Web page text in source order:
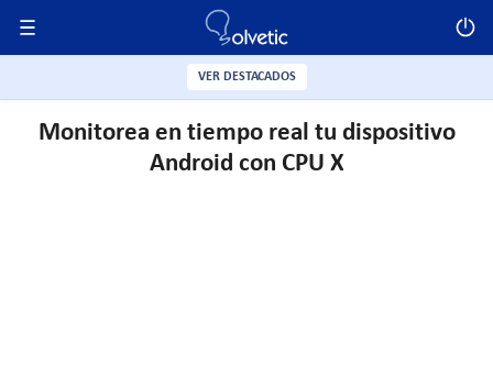
Monitorea en tiempo real tu dispositivo
Android con CPU X
VER DESTACADOS